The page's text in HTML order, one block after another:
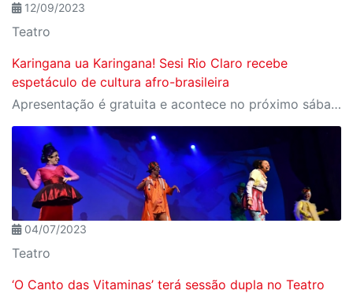
12/09/2023
Teatro
Karingana ua Karingana! Sesi Rio Claro recebe
espetáculo de cultura afro-brasileira
Apresentação é gratuita e acontece no próximo sábado, 16/09; ingressos já podem ser reservados
04/07/2023
Teatro
‘O Canto das Vitaminas’ terá sessão dupla no Teatro